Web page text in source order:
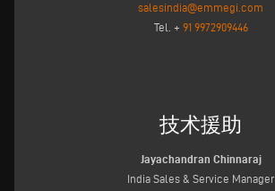
salesindia@emmegi.com
Tel. + 91 9972909446
技术援助
Jayachandran Chinnaraj
India Sales & Service Manager